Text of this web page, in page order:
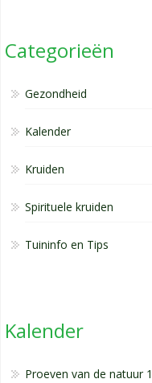
Categorieën
Gezondheid
Kalender
Kruiden
Spirituele kruiden
Tuininfo en Tips
Kalender
Proeven van de natuur